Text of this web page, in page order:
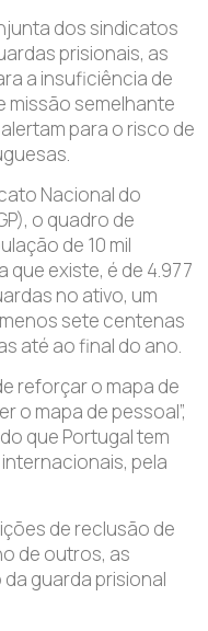
dos sindicatos
prisionais, as
a insuficiência de
missão semelhante
para o risco de
Nacional do
o quadro de
de 10 mil
que existe, é de 4.977
no ativo, um
sete centenas
até ao final do ano.
reforçar o mapa de
o mapa de pessoal”,
que Portugal tem
pela
de reclusão de
de outros, as
guarda prisional